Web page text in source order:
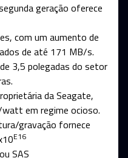
geração oferece
com um aumento de
de até 171 MB/s.
3,5 polegadas do setor
da Seagate,
em regime ocioso.
gravação fornece
E16
SAS